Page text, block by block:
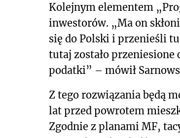
Kolejnym elementem
inwestorów. „Ma on
się do Polski i przenieśli
tutaj zostało przeniesione
podatki” – mówił
Z tego rozwiązania będą
lat przed powrotem
Zgodnie z planami MF,